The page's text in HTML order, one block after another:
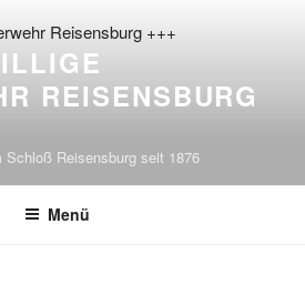
REISENSBURG
Schloß Reisensburg seit 1876
Menü